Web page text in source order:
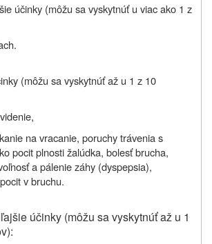
účinky (môžu sa vyskytnúť u viac ako 1 z
(môžu sa vyskytnúť až u 1 z 10
na vracanie, poruchy trávenia s
pocit plnosti žalúdka, bolesť brucha,
a pálenie záhy (dyspepsia),
v bruchu.
účinky (môžu sa vyskytnúť až u 1